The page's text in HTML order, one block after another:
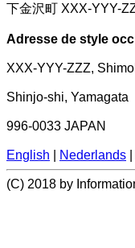
下金沢町 XXX-YYY-
Adresse de style
XXX-YYY-ZZZ,
Shinjo-shi, Yamagata
996-0033 JAPAN
English Nederlands
(C) 2018 by